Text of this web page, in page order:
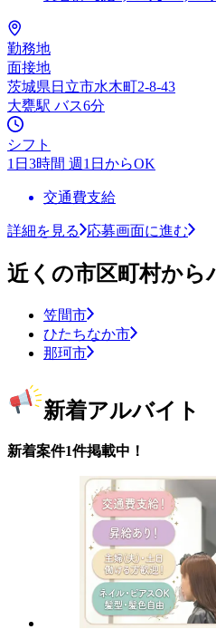
勤務地
面接地
茨城県日立市水木町2-8-43
大甕駅 バス6分
シフト
1日3時間 週1日からOK
交通費支給
詳細を見る 応募画面に進む
近くの市区町村から
笠間市
ひたちなか市
那珂市
新着アルバイト
新着案件1件掲載中！